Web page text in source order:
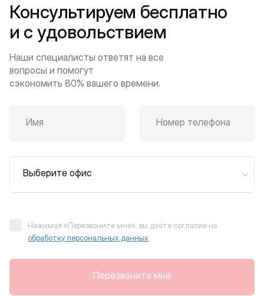
Консультируем бесплатно
и с удовольствием
Наши специалисты ответят на все
вопросы и помогут
сэкономить 80% вашего времени.
Имя Номер телефона
Выберите офис
Нажимая «Перезвоните мне», вы даёте согласие на
обработку персональных данных
Перезвоните мне